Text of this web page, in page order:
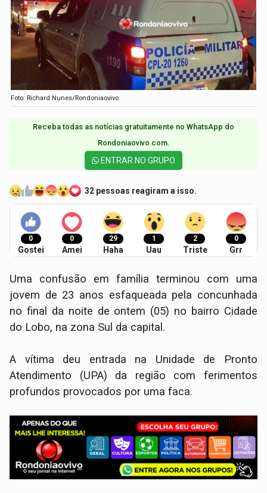
Foto: Richard Nunes/Rondoniaovivo
Receba todas as notícias gratuitamente no WhatsApp do
Rondoniaovivo.com.​
ENTRAR NO GRUPO
32 pessoas reagiram a isso.
0
Gostei
0
Amei
29
Haha
1
Uau
2
Triste
0
Grr
Uma confusão em família terminou com uma
jovem de 23 anos esfaqueada pela concunhada
no final da noite de ontem (05) no bairro Cidade
do Lobo, na zona Sul da capital.
A vítima deu entrada na Unidade de Pronto
Atendimento (UPA) da região com ferimentos
profundos provocados por uma faca.